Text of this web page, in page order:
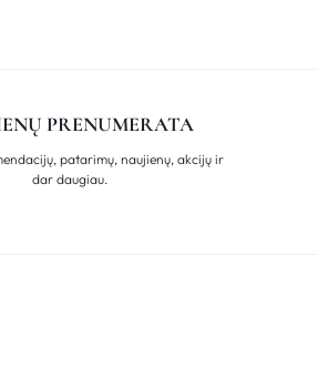
PRENUMERATA
patarimų, naujienų, akcijų ir
dar daugiau.